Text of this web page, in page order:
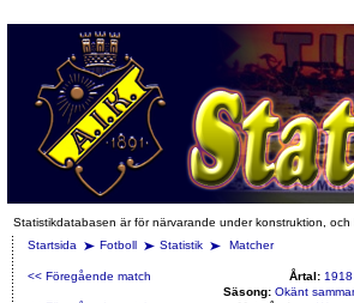
Statistikdatabasen är för närvarande under konstruktion, och
Startsida
Fotboll Statistik Matcher
<< Föregående match Årtal: 1918
Säsong: Okänt